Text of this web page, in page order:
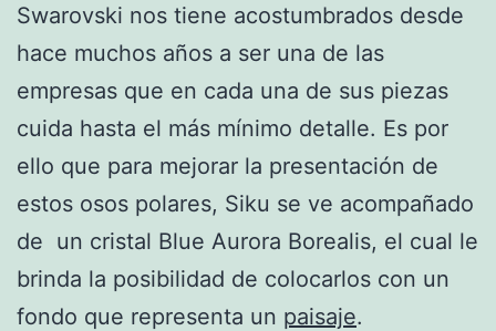
Swarovski nos tiene acostumbrados desde
hace muchos años a ser una de las
empresas que en cada una de sus piezas
cuida hasta el más mínimo detalle. Es por
ello que para mejorar la presentación de
estos osos polares, Siku se ve acompañado
de un cristal Blue Aurora Borealis, el cual le
brinda la posibilidad de colocarlos con un
fondo que representa un paisaje.